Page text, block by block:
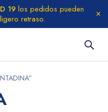
19 los pedidos pueden
retraso.